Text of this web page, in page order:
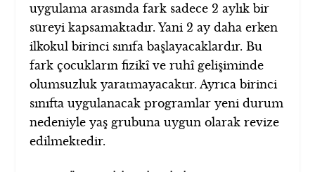
uygulama arasında fark sadece 2 aylık bir
süreyi kapsamaktadır. Yani 2 ay daha erken
ilkokul birinci sınıfa başlayacaklardır. Bu
fark çocukların fizikî ve ruhî gelişiminde
olumsuzluk yaratmayacaktır. Ayrıca birinci
sınıfta uygulanacak programlar yeni durum
nedeniyle yaş grubuna uygun olarak revize
edilmektedir.